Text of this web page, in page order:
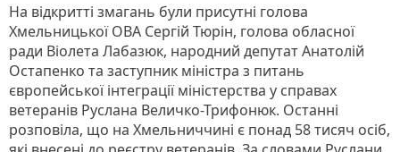
На відкритті змагань були присутні голова
Хмельницької ОВА Сергій Тюрін, голова обласної
ради Віолета Лабазюк, народний депутат Анатолій
Остапенко та заступник міністра з питань
європейської інтеграції міністерства у справах
ветеранів Руслана Величко-Трифонюк. Останні
розповіла, що на Хмельниччині є понад 58 тисяч осіб,